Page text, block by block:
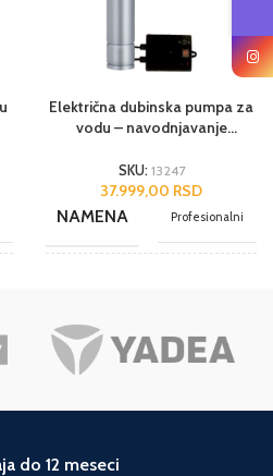
Električna dubinska pumpa za
vodu – navodnjavanje
SKU: 13247
37.999,00 RSD
NAMENA Profesionalni
ZEMLJA
POREKLA
do 12 meseci